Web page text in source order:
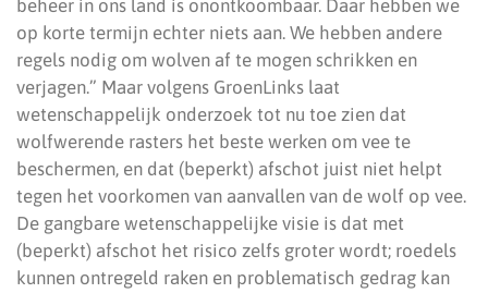
beheer in ons land is onontkoombaar. Daar hebben we
op korte termijn echter niets aan. We hebben andere
regels nodig om wolven af te mogen schrikken en
verjagen.” Maar volgens GroenLinks laat
wetenschappelijk onderzoek tot nu toe zien dat
wolfwerende rasters het beste werken om vee te
beschermen, en dat (beperkt) afschot juist niet helpt
tegen het voorkomen van aanvallen van de wolf op vee.
De gangbare wetenschappelijke visie is dat met
(beperkt) afschot het risico zelfs groter wordt; roedels
kunnen ontregeld raken en problematisch gedrag kan